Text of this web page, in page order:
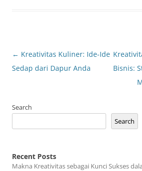
Post
navigation
← Kreativitas Kuliner: Ide-Ide
Sedap dari Dapur Anda
Bisnis:
Search
Search
Recent Posts
Makna Kreativitas sebagai Kunci Sukses